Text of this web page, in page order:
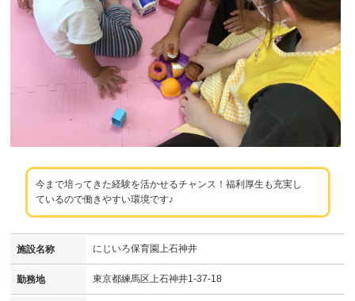
今まで培ってきた経験を活かせるチャンス！福利厚生も充実し
ているので働きやすい環境です♪
施設名称 にじいろ保育園上石神井
勤務地 東京都練馬区上石神井1-37-18